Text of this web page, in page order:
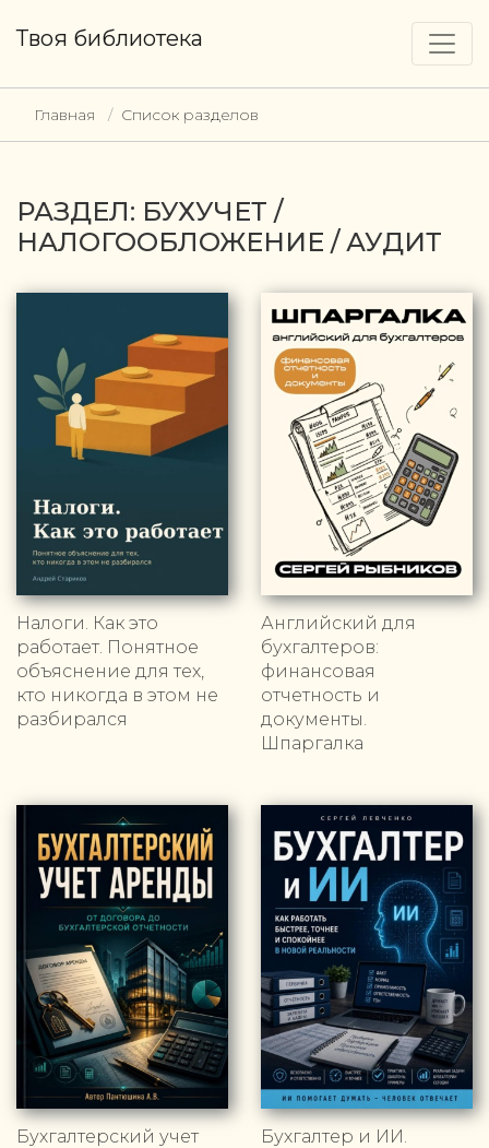
Твоя библиотека
Главная Список разделов
РАЗДЕЛ: БУХУЧЕТ /
НАЛОГООБЛОЖЕНИЕ / АУДИТ
Налоги. Как это
работает. Понятное
объяснение для тех,
кто никогда в этом не
разбирался
Английский для
бухгалтеров:
финансовая
отчетность и
документы.
Шпаргалка
Бухгалтерский учет
Бухгалтер и ИИ.